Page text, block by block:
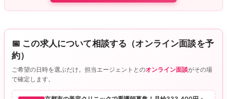
o
k
k
📅 この求人について相談する（オンライン面談を予
約）
ご希望の日時を選ぶだけ。担当エージェントとのオンライン面談がその場
で確定します。